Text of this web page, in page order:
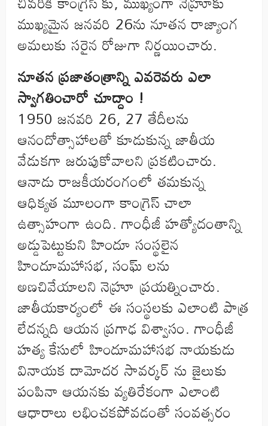
ముఖ్యమైన జనవరి 26ను నూతన రాజ్యాంగ
అమలుకు సరైన రోజుగా నిర్ణయించారు.
నూతన ప్రజాతంత్రాన్ని ఎవరెవరు ఎలా
స్వాగతించారో చూద్దాం !
1950 జనవరి 26, 27 తేదీలను
ఆనందోత్సాహాలతో కూడుకున్న జాతీయ
వేడుకగా జరుపుకోవాలని ప్రకటించారు.
ఆనాడు రాజకీయరంగంలో తమకున్న
ఆధిక్యత మూలంగా కాంగ్రెస్ చాలా
ఉత్సాహంగా ఉంది. గాంధీజీ హత్యోదంతాన్ని
అడ్డుపెట్టుకుని హిందూ సంస్థలైన
హిందూమహాసభ, సంఘ్ లను
అణచివేయాలని నెహ్రూ ప్రయత్నించారు.
జాతీయకార్యంలో ఈ సంస్థలకు ఎలాంటి పాత్ర
లేదన్నది ఆయన ప్రగాఢ విశ్వాసం. గాంధీజీ
హత్య కేసులో హిందూమహాసభ నాయకుడు
వినాయక దామోదర సావర్కర్ ను జైలుకు
పంపినా ఆయనకు వ్యతిరేకంగా ఎలాంటి
ఆధారాలు లభించకపోవడంతో సంవత్సరం